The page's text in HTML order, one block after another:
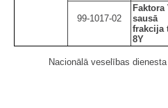
99-1017-02
Faktora
sausā
frakcija
8Y
Nacionālā veselības